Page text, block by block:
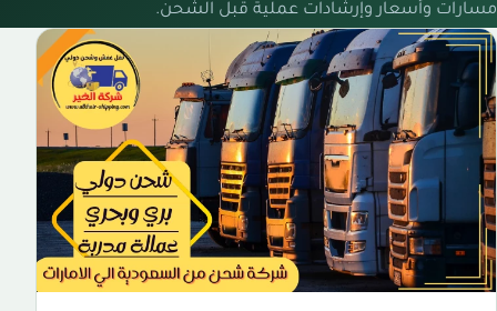
مسارات وأسعار وإرشادات عملية قبل الشحن.